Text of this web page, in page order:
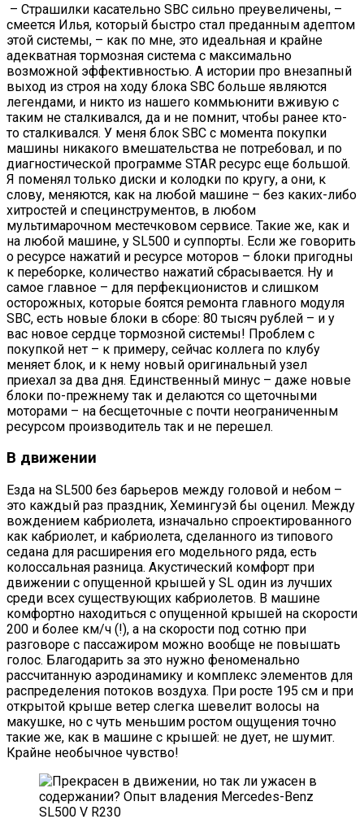
– Страшилки касательно SBC сильно преувеличены, –
смеется Илья, который быстро стал преданным адептом
этой системы, – как по мне, это идеальная и крайне
адекватная тормозная система с максимально
возможной эффективностью. А истории про внезапный
выход из строя на ходу блока SBC больше являются
легендами, и никто из нашего коммьюнити вживую с
таким не сталкивался, да и не помнит, чтобы ранее кто-
то сталкивался. У меня блок SBC с момента покупки
машины никакого вмешательства не потребовал, и по
диагностической программе STAR ресурс еще большой.
Я поменял только диски и колодки по кругу, а они, к
слову, меняются, как на любой машине – без каких-либо
хитростей и специнструментов, в любом
мультимарочном местечковом сервисе. Такие же, как и
на любой машине, у SL500 и суппорты. Если же говорить
о ресурсе нажатий и ресурсе моторов – блоки пригодны
к переборке, количество нажатий сбрасывается. Ну и
самое главное – для перфекционистов и слишком
осторожных, которые боятся ремонта главного модуля
SBC, есть новые блоки в сборе: 80 тысяч рублей – и у
вас новое сердце тормозной системы! Проблем с
покупкой нет – к примеру, сейчас коллега по клубу
меняет блок, и к нему новый оригинальный узел
приехал за два дня. Единственный минус – даже новые
блоки по-прежнему так и делаются со щеточными
моторами – на бесщеточные с почти неограниченным
ресурсом производитель так и не перешел.
В движении
Езда на SL500 без барьеров между головой и небом –
это каждый раз праздник, Хемингуэй бы оценил. Между
вождением кабриолета, изначально спроектированного
как кабриолет, и кабриолета, сделанного из типового
седана для расширения его модельного ряда, есть
колоссальная разница. Акустический комфорт при
движении с опущенной крышей у SL один из лучших
среди всех существующих кабриолетов. В машине
комфортно находиться с опущенной крышей на скорости
200 и более км/ч (!), а на скорости под сотню при
разговоре с пассажиром можно вообще не повышать
голос. Благодарить за это нужно феноменально
рассчитанную аэродинамику и комплекс элементов для
распределения потоков воздуха. При росте 195 см и при
открытой крыше ветер слегка шевелит волосы на
макушке, но с чуть меньшим ростом ощущения точно
такие же, как в машине с крышей: не дует, не шумит.
Крайне необычное чувство!